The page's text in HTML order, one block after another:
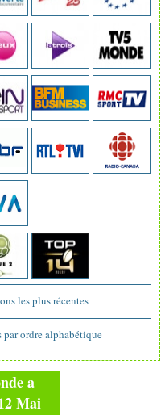
les plus récentes
par ordre alphabétique
a
Mai